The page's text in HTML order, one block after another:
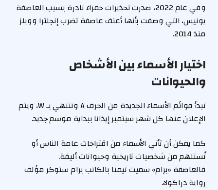
وفي عام 2022، صدرت تحذيرات حمراء نادرة بسبب العاصفة
يونيس، التي وصفت بأنها أعنف عاصفة تضرب إنجلترا وويلز
منذ 2014.
اختيار الأسماء بين الأشخاص
والحيوانات
تبدأ قوائم الأسماء الجديدة من الحرف A وتنتهي بـ W، ويتم
الإعلان عنها كل شهر سبتمبر إيذانا ببداية موسم جديد.
كما يمكن أن تأتي الأسماء من اقتراحات عامة الناس أو
تُستلهم من شخصيات تاريخية وحيوانات أليفة.
فالعاصفة «برام» سميت تيمنا بالكاتب برام ستوكر مؤلف
رواية دراكولا.